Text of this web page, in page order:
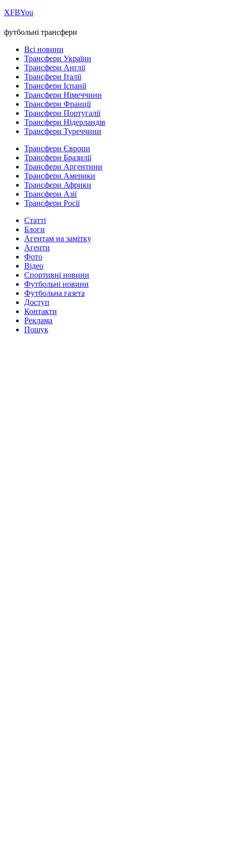
ХFBYou
футбольні трансфери
Всі новини
Трансфери України
Трансфери Англії
Трансфери Італії
Трансфери Іспанії
Трансфери Німеччини
Трансфери Франції
Трансфери Португалії
Трансфери Нідерландів
Трансфери Туреччини
Трансфери Європи
Трансфери Бразилії
Трансфери Аргентини
Трансфери Америки
Трансфери Африки
Трансфери Азії
Трансфери Росії
Статті
Блоги
Агентам на замітку
Агенти
Фото
Відео
Спортивні новини
Футбольні новини
Футбольна газета
Доступ
Контакти
Реклама
Пошук